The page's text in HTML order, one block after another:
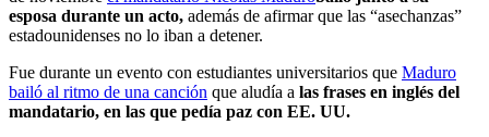
esposa durante un acto, además de afirmar que las “asechanzas”
estadounidenses no lo iban a detener.
Fue durante un evento con estudiantes universitarios que Maduro
bailó al ritmo de una canción que aludía a las frases en inglés del
mandatario, en las que pedía paz con EE. UU.